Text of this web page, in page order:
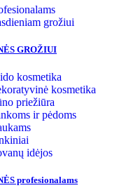
grožiui
GROŽIUI
kosmetika
kosmetika
priežiūra
ir pėdoms
idėjos
profesionalams